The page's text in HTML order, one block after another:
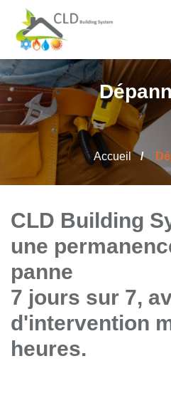
Accueil
CLD Building
une
panne
7 jours sur 7,
d'intervention
heures.